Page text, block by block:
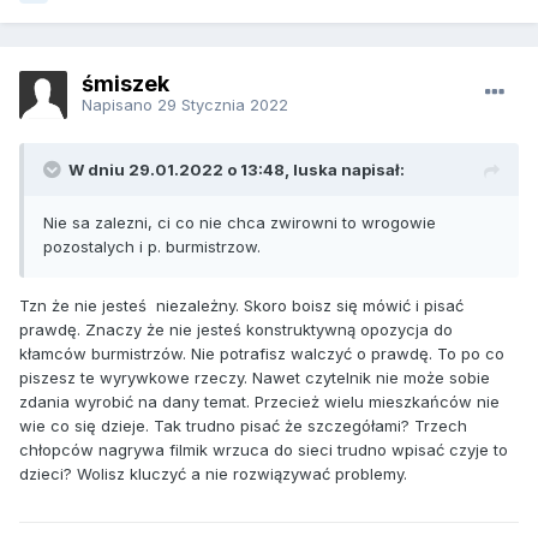
śmiszek
Napisano 29 Stycznia 2022
W dniu 29.01.2022 o 13:48, luska napisał:
Nie sa zalezni, ci co nie chca zwirowni to wrogowie
pozostalych i p. burmistrzow.
Tzn że nie jesteś niezależny. Skoro boisz się mówić i pisać
prawdę. Znaczy że nie jesteś konstruktywną opozycja do
kłamców burmistrzów. Nie potrafisz walczyć o prawdę. To po co
piszesz te wyrywkowe rzeczy. Nawet czytelnik nie może sobie
zdania wyrobić na dany temat. Przecież wielu mieszkańców nie
wie co się dzieje. Tak trudno pisać że szczegółami? Trzech
chłopców nagrywa filmik wrzuca do sieci trudno wpisać czyje to
dzieci? Wolisz kluczyć a nie rozwiązywać problemy.